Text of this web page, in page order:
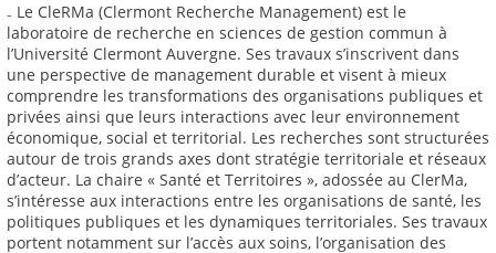
₋ Le CleRMa (Clermont Recherche Management) est le
laboratoire de recherche en sciences de gestion commun à
l’Université Clermont Auvergne. Ses travaux s’inscrivent dans
une perspective de management durable et visent à mieux
comprendre les transformations des organisations publiques et
privées ainsi que leurs interactions avec leur environnement
économique, social et territorial. Les recherches sont structurées
autour de trois grands axes dont stratégie territoriale et réseaux
d’acteur. La chaire « Santé et Territoires », adossée au ClerMa,
s’intéresse aux interactions entre les organisations de santé, les
politiques publiques et les dynamiques territoriales. Ses travaux
portent notamment sur l’accès aux soins, l’organisation des